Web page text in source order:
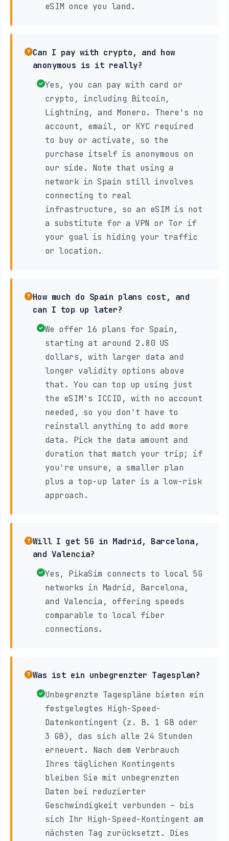
eSIM once you land.
Can I pay with crypto, and how
anonymous is it really?
Yes, you can pay with card or
crypto, including Bitcoin,
Lightning, and Monero. There's no
account, email, or KYC required
to buy or activate, so the
purchase itself is anonymous on
our side. Note that using a
network in Spain still involves
connecting to real
infrastructure, so an eSIM is not
a substitute for a VPN or Tor if
your goal is hiding your traffic
or location.
How much do Spain plans cost, and
can I top up later?
We offer 16 plans for Spain,
starting at around 2.80 US
dollars, with larger data and
longer validity options above
that. You can top up using just
the eSIM's ICCID, with no account
needed, so you don't have to
reinstall anything to add more
data. Pick the data amount and
duration that match your trip; if
you're unsure, a smaller plan
plus a top-up later is a low-risk
approach.
Will I get 5G in Madrid, Barcelona,
and Valencia?
Yes, PikaSim connects to local 5G
networks in Madrid, Barcelona,
and Valencia, offering speeds
comparable to local fiber
connections.
Was ist ein unbegrenzter Tagesplan?
Unbegrenzte Tagespläne bieten ein
festgelegtes High-Speed-
Datenkontingent (z. B. 1 GB oder
3 GB), das sich alle 24 Stunden
erneuert. Nach dem Verbrauch
Ihres täglichen Kontingents
bleiben Sie mit unbegrenzten
Daten bei reduzierter
Geschwindigkeit verbunden – bis
sich Ihr High-Speed-Kontingent am
nächsten Tag zurücksetzt. Dies